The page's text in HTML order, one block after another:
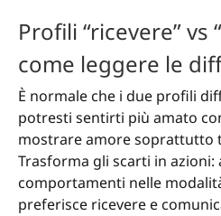
Profili “ricevere” vs
come leggere le
È normale che i due profili
potresti sentirti più amato
mostrare amore soprattutto
Trasforma gli scarti in azioni:
comportamenti nelle
preferisce ricevere e